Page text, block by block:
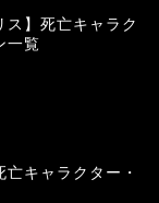
ス】死亡キャラク
一覧
亡キャラクター・